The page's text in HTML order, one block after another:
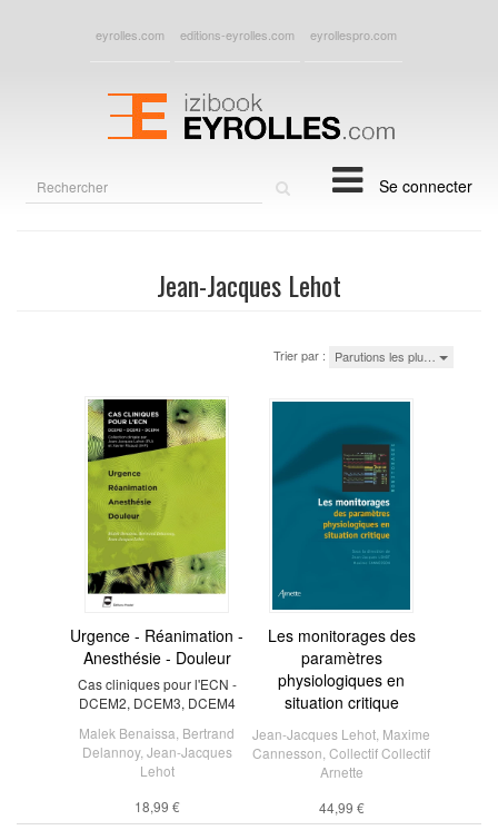
eyrolles.com editions-eyrolles.com eyrollespro.com
Se connecter
Jean-Jacques Lehot
Trier par : Parutions les plu…
Urgence - Réanimation -
Anesthésie - Douleur
Cas cliniques pour l'ECN -
DCEM2, DCEM3, DCEM4
Malek Benaissa Bertrand
Delannoy, Jean-Jacques
Lehot
18,99 €
Les monitorages des
paramètres
physiologiques en
situation critique
Jean-Jacques Lehot Maxime
Cannesson Collectif Collectif
Arnette
44,99 €